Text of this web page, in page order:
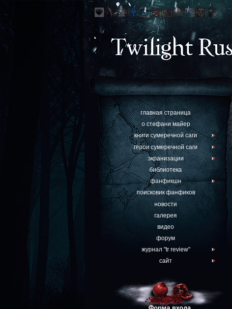
главная страница
о стефани майер
книги сумеречной саги
герои сумеречной саги
экранизации
библиотека
фанфикшн
поисковик фанфиков
новости
галерея
видео
форум
журнал "tr review"
сайт